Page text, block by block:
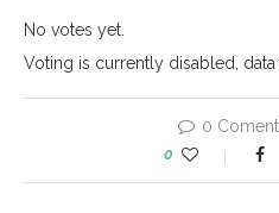
No votes yet.
Voting is currently disabled,
0
0